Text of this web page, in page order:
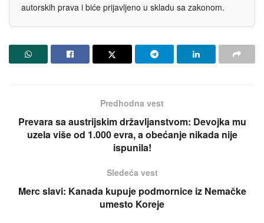
autorskih prava i biće prijavljeno u skladu sa zakonom.
Predhodna vest
Prevara sa austrijskim državljanstvom: Devojka mu
uzela više od 1.000 evra, a obećanje nikada nije
ispunila!
Sledeća vest
Merc slavi: Kanada kupuje podmornice iz Nemačke
umesto Koreje